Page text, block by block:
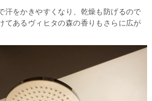
汗をかきやすくなり、乾燥も防げるので
てあるヴィヒタの森の香りもさらに広が